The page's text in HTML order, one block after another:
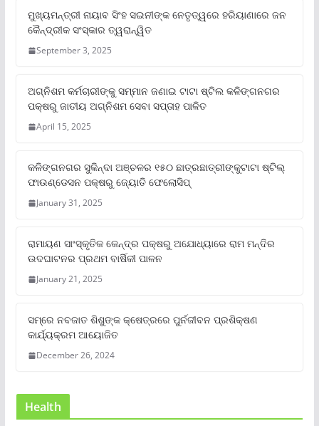
ମୁଖ୍ୟମନ୍ତ୍ରୀ ନାୟାବ ସିଂହ ସଇନୀଙ୍କ ନେତୃତ୍ୱରେ ହରିୟାଣାରେ ଜନ
କୈନ୍ଦ୍ରୀକ ସଂସ୍କାର ତ୍ୱରାନ୍ୱିତ
September 3, 2025
ଅଗ୍ନିଶମ କର୍ମଚାରୀଙ୍କୁ ସମ୍ମାନ ଜଣାଇ ଟାଟା ଷ୍ଟିଲ କଳିଙ୍ଗନଗର
ପକ୍ଷରୁ ଜାତୀୟ ଅଗ୍ନିଶମ ସେବା ସପ୍ତାହ ପାଳିତ
April 15, 2025
କଳିଙ୍ଗନଗର ସୁକିନ୍ଦା ଅଞ୍ଚଳର ୧୫୦ ଛାତ୍ରଛାତ୍ରୀଙ୍କୁଟାଟା ଷ୍ଟିଲ୍
ଫାଉଣ୍ଡେସନ ପକ୍ଷରୁ ଜ୍ୟୋତି ଫେଲୋସିପ୍‌
January 31, 2025
ରାମାୟଣ ସାଂସ୍କୃତିକ କେନ୍ଦ୍ର ପକ୍ଷରୁ ଅଯୋଧ୍ୟାରେ ରାମ ମନ୍ଦିର
ଉଦଘାଟନର ପ୍ରଥମ ବାର୍ଷିକୀ ପାଳନ
January 21, 2025
ସମ୍‌ରେ ନବଜାତ ଶିଶୁଙ୍କ କ୍ଷେତ୍ରରେ ପୁର୍ନଜୀବନ ପ୍ରଶିକ୍ଷଣ
କାର୍ଯ୍ୟକ୍ରମ ଆୟୋଜିତ
December 26, 2024
Health